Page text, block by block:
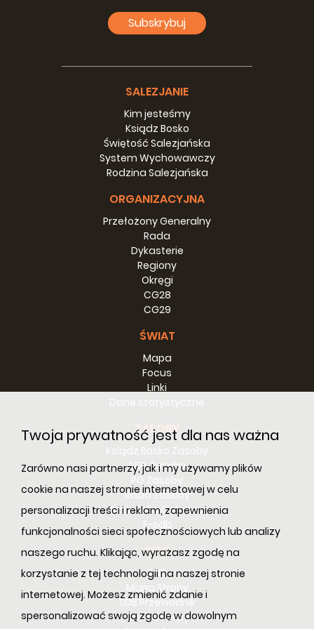
Twoja prywatność jest dla nas ważna
Zarówno nasi partnerzy, jak i my używamy plików
cookie na naszej stronie internetowej w celu
personalizacji treści i reklam, zapewnienia
funkcjonalności sieci społecznościowych lub analizy
naszego ruchu. Klikając, wyrażasz zgodę na
korzystanie z tej technologii na naszej stronie
internetowej. Możesz zmienić zdanie i
spersonalizować swoją zgodę w dowolnym
Educativa Don Bosco. Noi salesiani sogniamo che
questo luogo sia il polmone e il cuore culturale,
Da parte sua, il dott. Burgos Gómez, in
rappresentanza della First Lady, Raquel Arbaje, e del
Presidente della Repubblica, Luis Abinader, ha
sottolineato l’encomiabile lavoro dei salesiani
nell’educazione dei giovani e ha evidenziato il loro
continuo esempio e la loro leadership come modello
per la società, sia nel passato, sia nel presente e, con
La cerimonia del 5 giugno ha segnato una tappa
significativa nella cooperazione tra lo Stato
dominicano e i Salesiani delle Antille, riaffermando
l’impegno di entrambe le parti per lo sviluppo
educativo e sociale della Repubblica Dominicana.
Subskrybuj
SALEZJANIE
Kim jesteśmy
Ksiądz Bosko
Świętość Salezjańska
System Wychowawczy
Rodzina Salezjańska
ORGANIZACYJNA
Przełożony Generalny
Rada
Dykasterie
Regiony
Okręgi
CG28
CG29
ŚWIAT
Mapa
Focus
Linki
ZASOBY
SDB Zasoby
Rada Zasoby
Bibilioteka Cyfrowa
E-sdb
INFO
ANS
Mapa Strony
SDB Przewodnik
Cookie Policy